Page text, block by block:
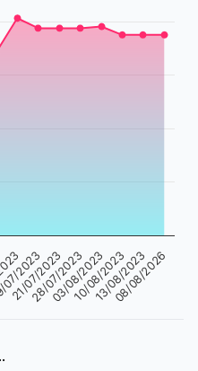
2023
21/07/2023
28/07/2023
03/08/2023
10/08/2023
13/08/2023
08/08/2026